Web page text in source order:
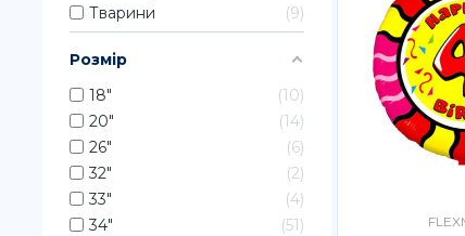
Тварини
9
Розмір
18″
10
20"
14
26″
6
32″
2
33"
4
34"
51